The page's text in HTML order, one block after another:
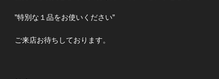
”特別な１品をお使いください”
ご来店お待ちしております。